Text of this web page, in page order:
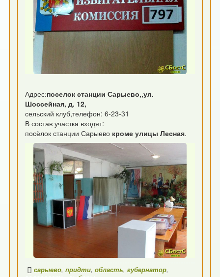
Адрес:поселок станции Сарыево,,ул.
Шоссейная, д. 12,
сельский клуб,телефон: 6-23-31
В состав участка входят:
посёлок станции Сарыево кроме улицы Лесная.
сарыево,придти,область,губернатор,